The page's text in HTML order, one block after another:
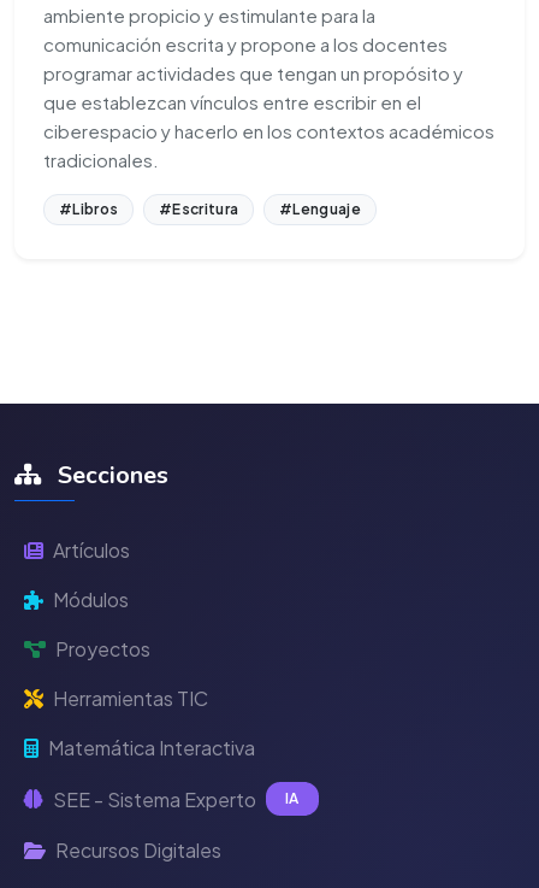
ambiente propicio y estimulante para la
comunicación escrita y propone a los docentes
programar actividades que tengan un propósito y
que establezcan vínculos entre escribir en el
ciberespacio y hacerlo en los contextos académicos
tradicionales.
#Libros #Escritura #Lenguaje
Secciones
Artículos
Módulos
Proyectos
Herramientas TIC
Matemática Interactiva
SEE - Sistema Experto IA
Recursos Digitales